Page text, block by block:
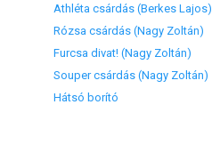
Athléta csárdás (Berkes Lajos)
Rózsa csárdás (Nagy Zoltán)
Furcsa divat! (Nagy Zoltán)
Souper csárdás (Nagy Zoltán)
Hátsó borító